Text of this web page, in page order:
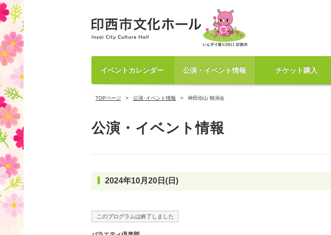
イベントカレンダー 公演・イベント情報 チケット購入
TOPページ 公演･イベント情報 神田伯山 独演会
公演・イベント情報
2024年10月20日(日)
このプログラムは終了しました